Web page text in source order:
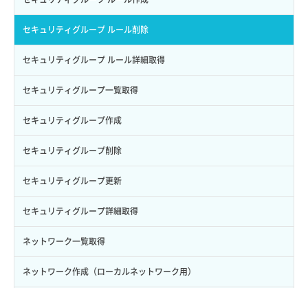
ボリュームタイプ一覧取得
ボリュームタイプ詳細取得
ボリューム一覧取得
ボリューム作成
ボリューム削除
ボリューム更新
ボリューム詳細一覧取得
ボリューム詳細取得
自動バックアップ有効化
コンソールURL発行
サーバーに紐づくアドレス取得
サーバーに紐づくアドレス取得（ネットワーク指定）
サーバーに紐づくセキュリティグループ取得
サーバープラン一覧取得
サーバープラン変更
サーバープラン詳細一覧取得
サーバープラン詳細取得
サーバーメタデータ取得
セキュリティグループ ルール削除
セキュリティグループ ルール詳細取得
セキュリティグループ一覧取得
セキュリティグループ作成
セキュリティグループ削除
セキュリティグループ更新
セキュリティグループ詳細取得
ネットワーク一覧取得
ネットワーク作成（ローカルネットワーク用）